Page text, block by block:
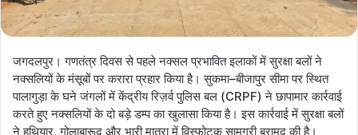
जगदलपुर। गणतंत्र दिवस से पहले नक्सल प्रभावित इलाकों में सुरक्षा बलों ने
नक्सलियों के मंसूबों पर करारा प्रहार किया है। सुकमा–बीजापुर सीमा पर स्थित
पालागुड़ा के घने जंगलों में केंद्रीय रिज़र्व पुलिस बल (CRPF) ने छापामार कार्रवाई
करते हुए नक्सलियों के दो बड़े डम्प का खुलासा किया है। इस कार्रवाई में सुरक्षा बलों
ने हथियार, गोलाबारूद और भारी मात्रा में विस्फोटक सामग्री बरामद की है।